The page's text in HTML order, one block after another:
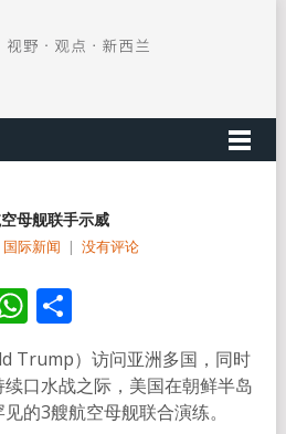
母舰联手示威
国际新闻 | 没有评论
WhatsApp
分
享
Trump）访问亚洲多国，同时
口水战之际，美国在朝鲜半岛
的3艘航空母舰联合演练。